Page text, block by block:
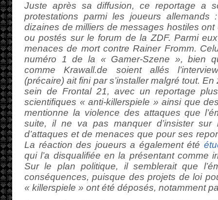
Juste après sa diffusion, ce reportage a
protestations parmi les joueurs
dizaines de milliers de messages hostiles
ou postés sur le forum de la ZDF. Parmi
menaces de mort contre Rainer Fromm.
numéro 1 de la « Gamer-Szene », bien
comme Krawall.de soient allés
(précaire) ait fini par s’installer malgré tout.
sein de Frontal 21, avec un reportage
scientifiques « anti-killerspiele » ainsi que
mentionne la violence des attaques que
suite, il ne va pas manquer d’insister
d’attaques et de menaces que pour ses
La réaction des joueurs a également été
qui l’a disqualifiée en la présentant comme
Sur le plan politique, il semblerait que
conséquences, puisque des projets de loi
« killerspiele » ont été déposés, notamment